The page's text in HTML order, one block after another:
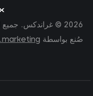
2026 © غراندكس. جميع الحقوق محفوظة.
صُنع بواسطة